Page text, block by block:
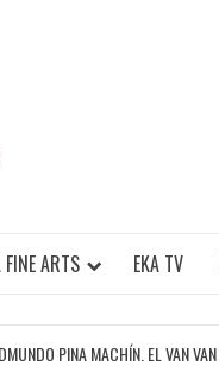
FINE ARTS EKA TV
EL VAN VAN MUNDELE